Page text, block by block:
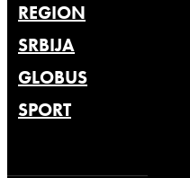
REGION
SRBIJA
GLOBUS
SPORT